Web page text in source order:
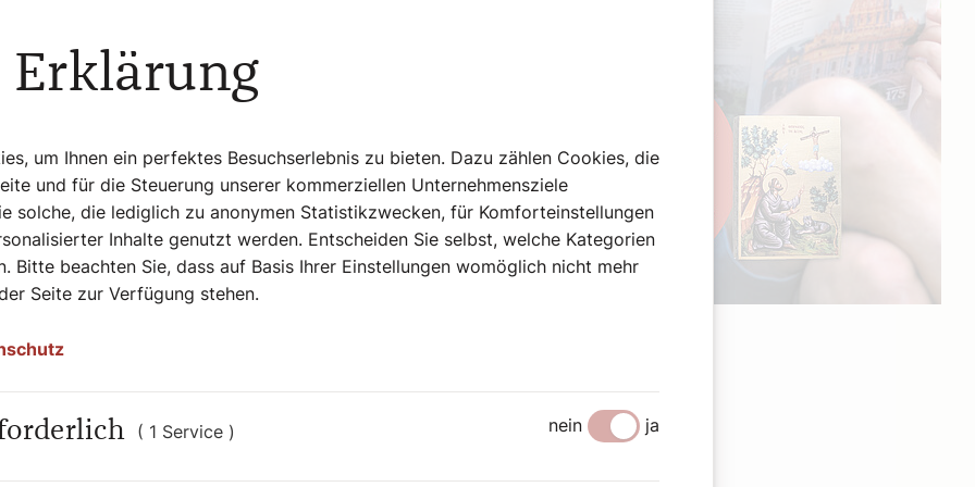
Future"
Teilnahme der Religionsgemeinschaften
zu organisieren und dafür zu
der Start für die
derzeit in mehreren Bundesländern
in unserer
Erklärung
um Ihnen ein perfektes Besuchserlebnis zu bieten. Dazu zählen Cookies, die
und für die Steuerung unserer kommerziellen Unternehmensziele
solche, die lediglich zu anonymen Statistikzwecken, für Komforteinstellungen
Inhalte genutzt werden. Entscheiden Sie selbst, welche Kategorien
Bitte beachten Sie, dass auf Basis Ihrer Einstellungen womöglich nicht mehr
Seite zur Verfügung stehen.
( 1 Service ) nein ja